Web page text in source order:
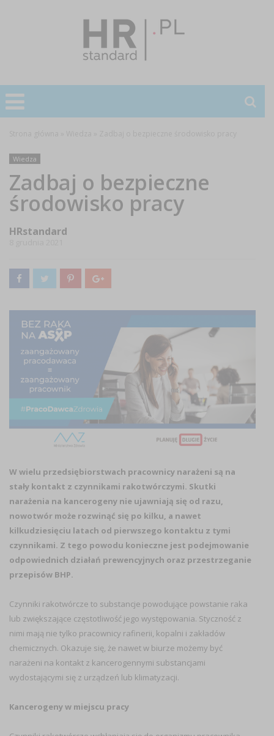
Wiedza
Zadbaj o bezpieczne
środowisko pracy
HRstandard
W wielu przedsiębiorstwach pracownicy narażeni są na
stały kontakt z czynnikami rakotwórczymi. Skutki
narażenia na kancerogeny nie ujawniają się od razu,
nowotwór może rozwinąć się po kilku, a nawet
kilkudziesięciu latach od pierwszego kontaktu z tymi
czynnikami. Z tego powodu konieczne jest podejmowanie
odpowiednich działań prewencyjnych oraz przestrzeganie
przepisów BHP.
Czynniki rakotwórcze to substancje powodujące powstanie raka
lub zwiększające częstotliwość jego występowania. Styczność z
nimi mają nie tylko pracownicy rafinerii, kopalni i zakładów
chemicznych. Okazuje się, że nawet w biurze możemy być
narażeni na kontakt z kancerogennymi substancjami
wydostającymi się z urządzeń lub klimatyzacji.
Kancerogeny w miejscu pracy